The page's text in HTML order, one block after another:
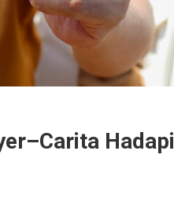
Hadapi